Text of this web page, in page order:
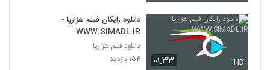
۰۱:۳۳ HD
دانلود رایگان فیلم هزارپا -
WWW.SIMADL.IR
دانلود فیلم هزارپا
۱۵۴ بازدید